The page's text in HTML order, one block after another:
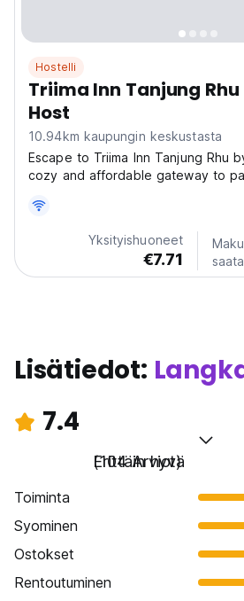
Hostelli
Triima Inn Tanjung
Host
10.94km kaupungin keskustasta
Escape to Triima Inn Tanjung Rhu
cozy and affordable gateway to
Jalan Durian, our vibrant hostel
blend of relaxation and adventure.
Yksityishuoneet
€7.71
Lisätiedot:
7.4
Erittäin hyvä
(104 Arviot)
Toiminta
Syominen
Ostokset
Rentoutuminen